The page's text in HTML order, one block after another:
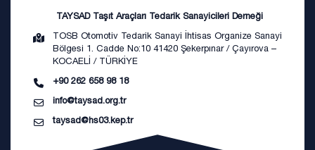
TAYSAD Taşıt Araçları Tedarik Sanayicileri Derneği
TOSB Otomotiv Tedarik Sanayi İhtisas Organize Sanayi
Bölgesi 1. Cadde No:10 41420 Şekerpınar / Çayırova –
KOCAELİ / TÜRKİYE
+90 262 658 98 18
info@taysad.org.tr
taysad@hs03.kep.tr